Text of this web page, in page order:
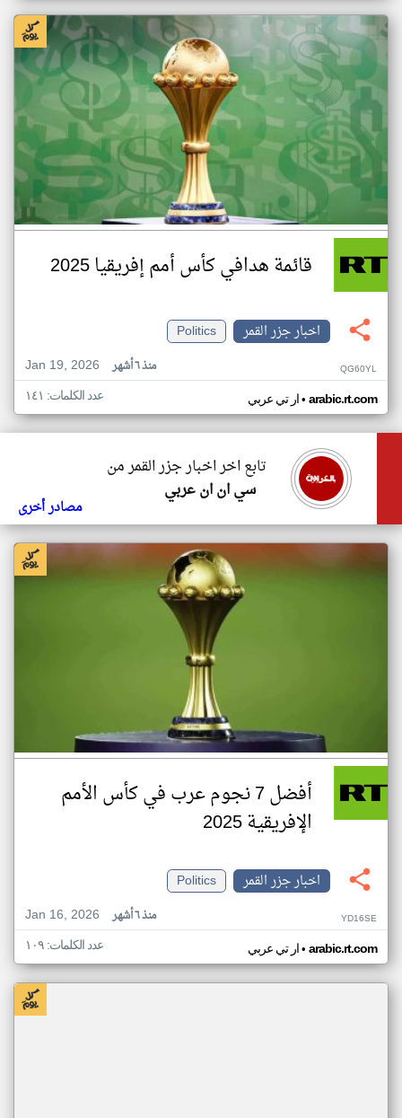
قائمة هدافي كأس أمم إفريقيا 2025
اخبار جزر القمر
Politics
Jan 19, 2026
منذ ٦ أشهر QG60YL
ار تي عربي• arabic.rt.com عدد الكلمات: ١٤١
تابع اخر اخبار جزر القمر من
سي ان ان عربي
مصادر أخرى
أفضل 7 نجوم عرب في كأس الأمم
الإفريقية 2025
اخبار جزر القمر
Politics
Jan 16, 2026
منذ ٦ أشهر YD16SE
ار تي عربي• arabic.rt.com عدد الكلمات: ١٠٩